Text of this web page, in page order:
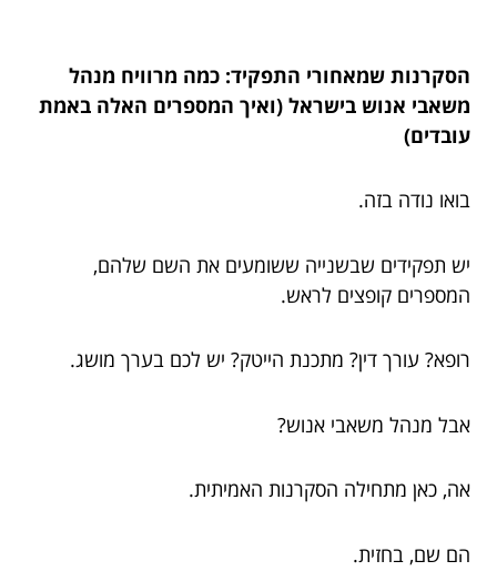
הסקרנות שמאחורי התפקיד: כמה מרוויח מנהל
משאבי אנוש בישראל (ואיך המספרים האלה באמת
עובדים)
בואו נודה בזה.
יש תפקידים שבשנייה ששומעים את השם שלהם,
המספרים קופצים לראש.
רופא? עורך דין? מתכנת הייטק? יש לכם בערך מושג.
אבל מנהל משאבי אנוש?
אה, כאן מתחילה הסקרנות האמיתית.
הם שם, בחזית.